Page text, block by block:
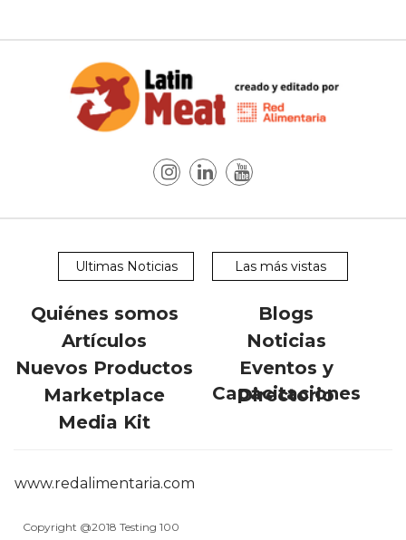
Ultimas Noticias Las más vistas
Quiénes somos
Blogs
Artículos
Noticias
Nuevos Productos
Eventos y
Capacitaciones
Marketplace
Directorio
Media Kit
www.redalimentaria.com
Copyright @2018 Testing 100